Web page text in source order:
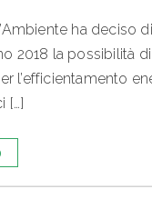
ha deciso
2018 la possibilità
l’efficientamento
[…]